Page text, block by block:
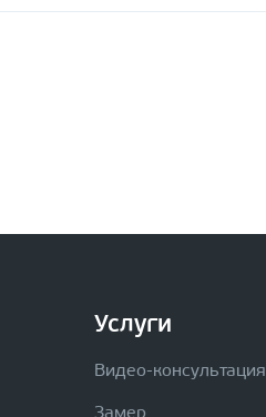
Услуги
Видео-консультация